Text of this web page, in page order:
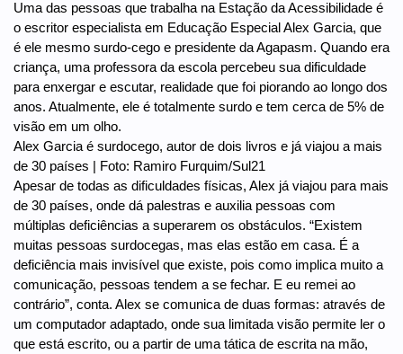
Uma das pessoas que trabalha na Estação da Acessibilidade é
o escritor especialista em Educação Especial Alex Garcia, que
é ele mesmo surdo-cego e presidente da Agapasm. Quando era
criança, uma professora da escola percebeu sua dificuldade
para enxergar e escutar, realidade que foi piorando ao longo dos
anos. Atualmente, ele é totalmente surdo e tem cerca de 5% de
visão em um olho.
Alex Garcia é surdocego, autor de dois livros e já viajou a mais
de 30 países | Foto: Ramiro Furquim/Sul21
Apesar de todas as dificuldades físicas, Alex já viajou para mais
de 30 países, onde dá palestras e auxilia pessoas com
múltiplas deficiências a superarem os obstáculos. “Existem
muitas pessoas surdocegas, mas elas estão em casa. É a
deficiência mais invisível que existe, pois como implica muito a
comunicação, pessoas tendem a se fechar. E eu remei ao
contrário”, conta. Alex se comunica de duas formas: através de
um computador adaptado, onde sua limitada visão permite ler o
que está escrito, ou a partir de uma tática de escrita na mão,